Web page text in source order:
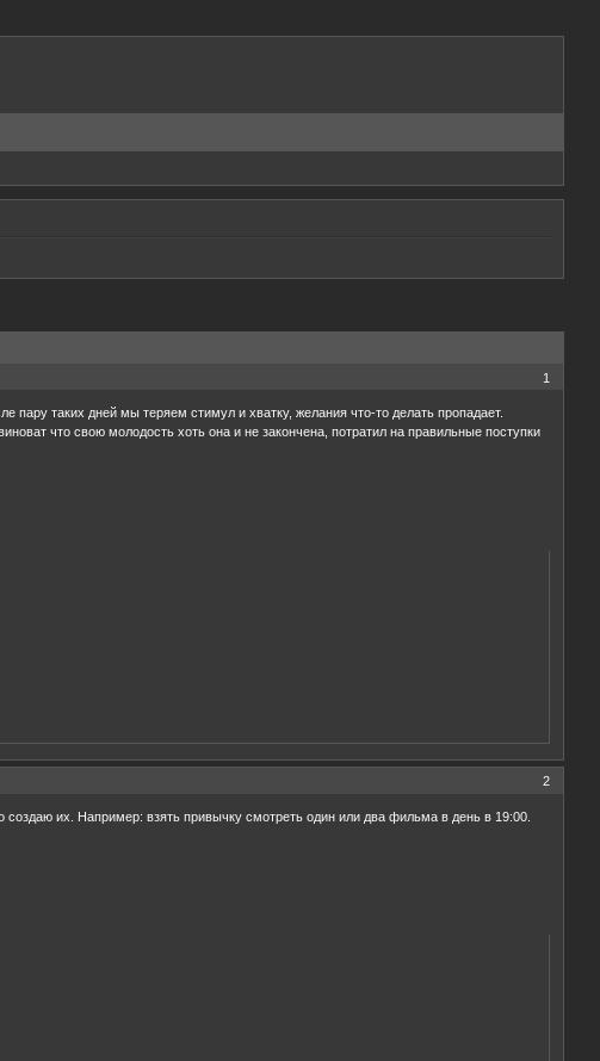
1
пару таких дней мы теряем стимул и хватку, желания что-то делать пропадает.
что свою молодость хоть она и не закончена, потратил на правильные поступки
2
их. Например: взять привычку смотреть один или два фильма в день в 19:00.